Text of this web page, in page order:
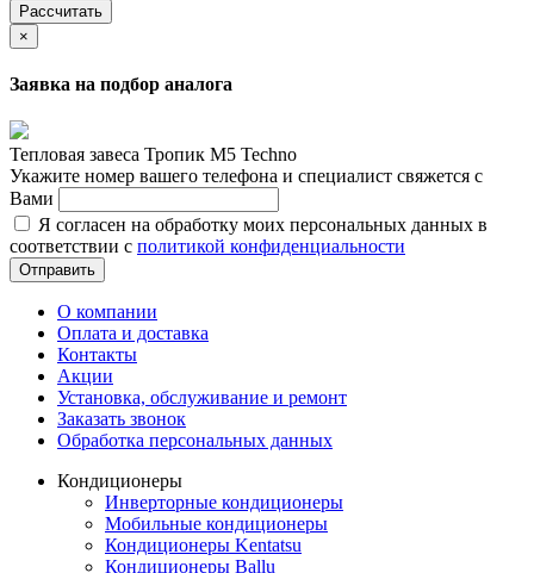
Рассчитать
×
Заявка на подбор аналога
Тепловая завеса Тропик М5 Techno
Укажите номер вашего телефона и специалист свяжется с
Вами
Я согласен на обработку моих персональных данных в
соответствии с политикой конфиденциальности
Отправить
О компании
Оплата и доставка
Контакты
Акции
Установка, обслуживание и ремонт
Заказать звонок
Обработка персональных данных
Кондиционеры
Инверторные кондиционеры
Мобильные кондиционеры
Кондиционеры Kentatsu
Кондиционеры Ballu